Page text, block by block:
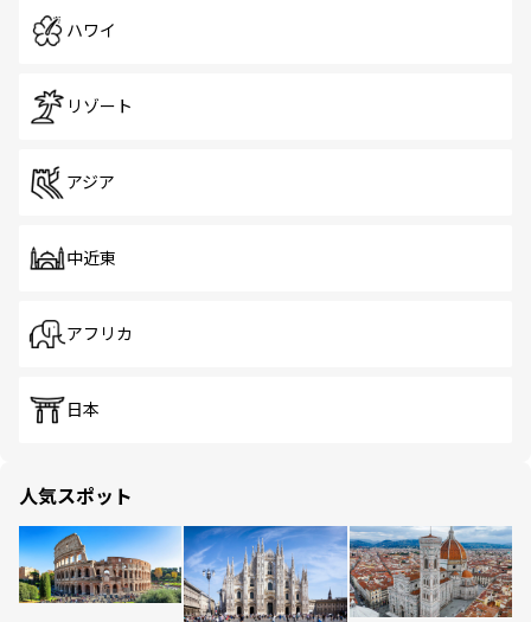
ハワイ
リゾート
アジア
中近東
アフリカ
日本
人気スポット